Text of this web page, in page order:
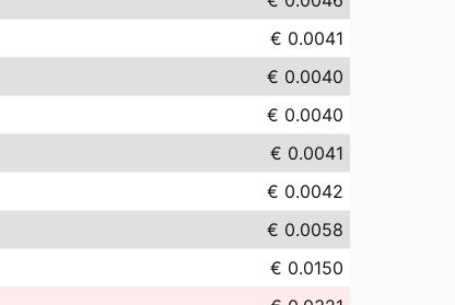
€ 0.0041
€ 0.0040
€ 0.0040
€ 0.0041
€ 0.0042
€ 0.0058
€ 0.0150